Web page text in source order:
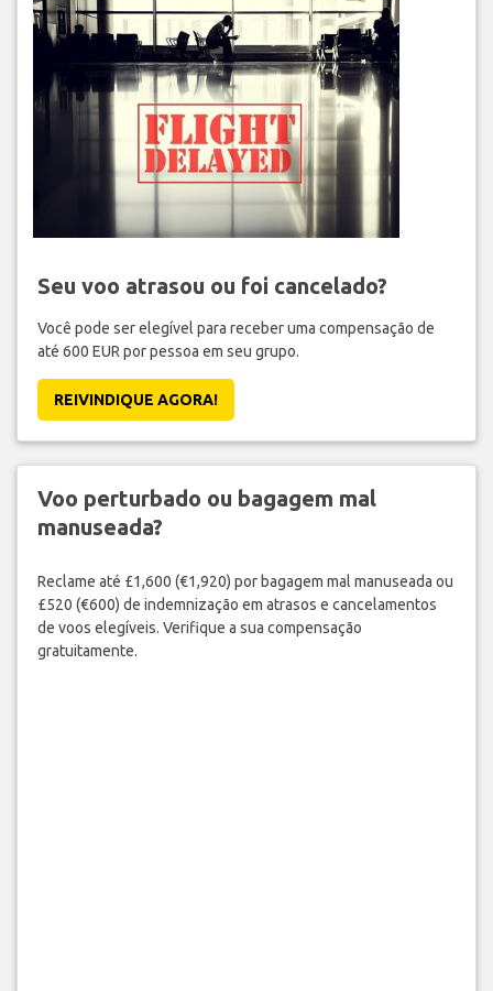
Seu voo atrasou ou foi cancelado?
Você pode ser elegível para receber uma compensação de
até 600 EUR por pessoa em seu grupo.
REIVINDIQUE AGORA!
Voo perturbado ou bagagem mal
manuseada?
Reclame até £1,600 (€1,920) por bagagem mal manuseada ou
£520 (€600) de indemnização em atrasos e cancelamentos
de voos elegíveis. Verifique a sua compensação
gratuitamente.